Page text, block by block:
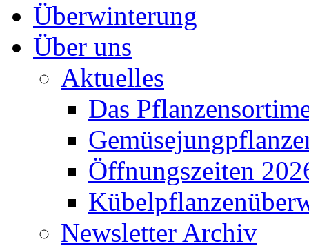
Überwinterung
Über uns
Aktuelles
Das
Öffnungszeiten
Newsletter Archiv